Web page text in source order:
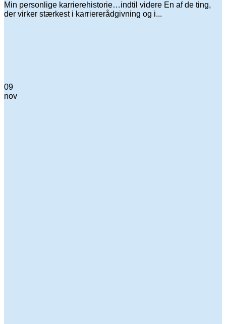
Min personlige karrierehistorie…indtil videre En af de ting,
der virker stærkest i karriererådgivning og i...
09
nov